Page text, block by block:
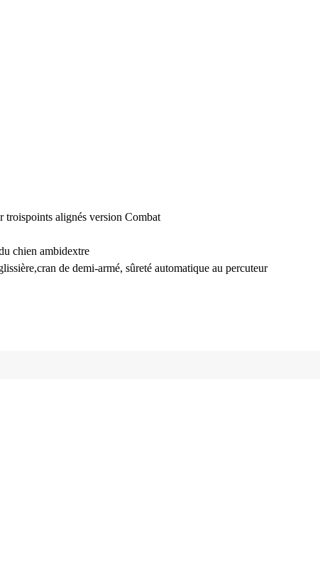
troispoints alignés version Combat
chien ambidextre
cran de demi-armé, sûreté automatique au percuteur